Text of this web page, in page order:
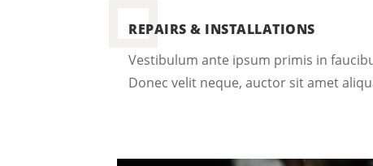
REPAIRS & INSTALLATIONS
Vestibulum ante ipsum primis in
Donec velit neque, auctor sit amet